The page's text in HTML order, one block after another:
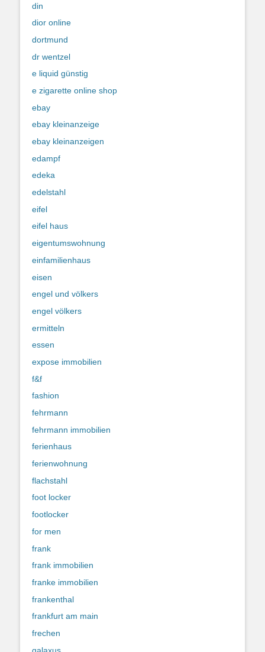
din
dior online
dortmund
dr wentzel
e liquid günstig
e zigarette online shop
ebay
ebay kleinanzeige
ebay kleinanzeigen
edampf
edeka
edelstahl
eifel
eifel haus
eigentumswohnung
einfamilienhaus
eisen
engel und völkers
engel völkers
ermitteln
essen
expose immobilien
f&f
fashion
fehrmann
fehrmann immobilien
ferienhaus
ferienwohnung
flachstahl
foot locker
footlocker
for men
frank
frank immobilien
franke immobilien
frankenthal
frankfurt am main
frechen
galaxus